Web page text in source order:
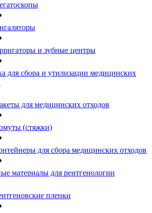
и зубные центры
для сбора и утилизации медицинских
для медицинских отходов
(стяжки)
для сбора медицинских отходов
материалы для рентгенологии
пленки